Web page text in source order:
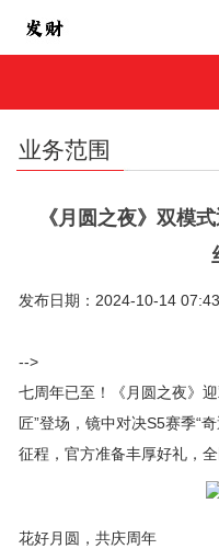
业务范围
《月圆之夜》双模
发布日期：2024-10-14
-->
七周年已至！《月圆之夜》
匠”登场，镜中对决S5赛季“
征程，官方准备丰厚好礼，
花好月圆，共庆周年